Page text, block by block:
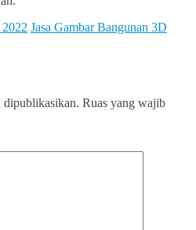
Jasa Gambar Bangunan 3D
dipublikasikan. Ruas yang wajib